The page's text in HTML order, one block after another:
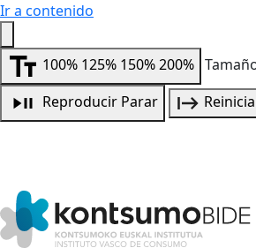
Ir a contenido
100% 125% 150%200%
Reproducir Parar